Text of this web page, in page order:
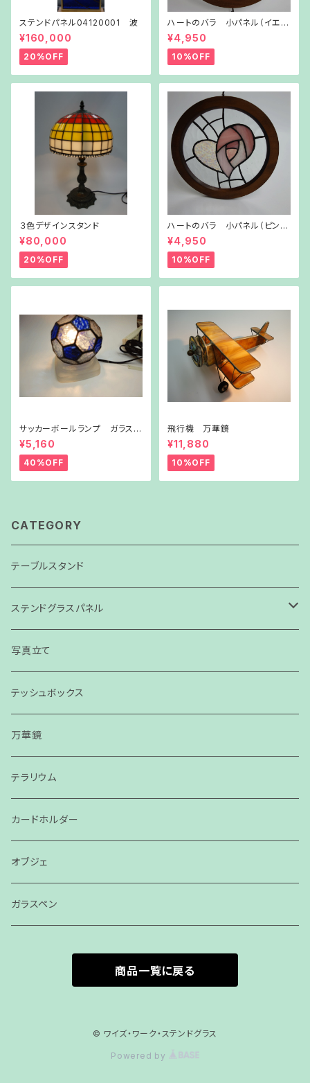
ステンドパネル04120001 波
¥160,000
20%OFF
ハートのバラ 小パネル（イエロ
ー）
¥4,950
10%OFF
３色デザインスタンド
¥80,000
20%OFF
ハートのバラ 小パネル（ピン
ク）
¥4,950
10%OFF
サッカーボールランプ ガラス台
付き
¥5,160
40%OFF
飛行機 万華鏡
¥11,880
10%OFF
CATEGORY
テーブルスタンド
ステンドグラスパネル
パネル
スモールパネル
写真立て
テッシュボックス
万華鏡
テラリウム
カードホルダー
オブジェ
ガラスペン
商品一覧に戻る
© ワイズ・ワーク・ステンドグラス
Powered by